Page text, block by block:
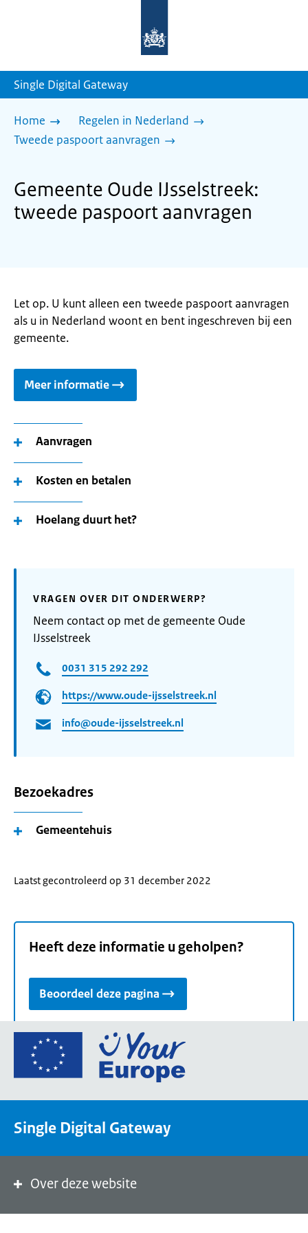
homepage
Single Digital Gateway
Home
Regelen in Nederland
Tweede paspoort aanvragen
Gemeente Oude IJsselstreek:
tweede paspoort aanvragen
Let op. U kunt alleen een tweede paspoort aanvragen
als u in Nederland woont en bent ingeschreven bij een
gemeente.
Meer informatie
Aanvragen
Kosten en betalen
Hoelang duurt het?
VRAGEN OVER DIT ONDERWERP?
Neem contact op met de gemeente Oude
IJsselstreek
0031 315 292 292
https://www.oude-ijsselstreek.nl
info@oude-ijsselstreek.nl
Bezoekadres
Gemeentehuis
Laatst gecontroleerd op 31 december 2022
Heeft deze informatie u geholpen?
Beoordeel deze pagina
Ga
de
een
de
Single Digital Gateway
Over deze website